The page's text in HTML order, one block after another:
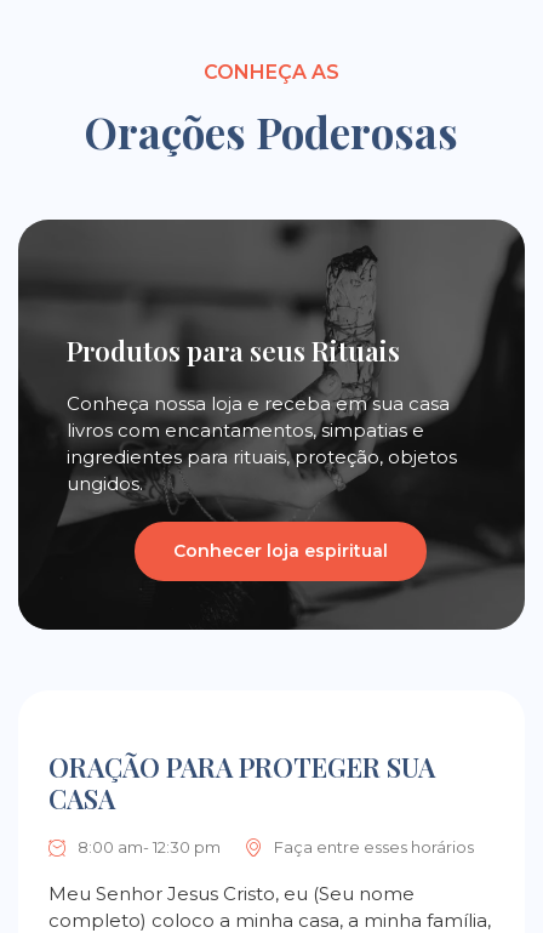
CONHEÇA AS
Orações Poderosas
Produtos para seus Rituais
Conheça nossa loja e receba em sua casa
livros com encantamentos, simpatias e
ingredientes para rituais, proteção, objetos
ungidos.
Conhecer loja espiritual
ORAÇÃO PARA PROTEGER SUA
CASA
8:00 am- 12:30 pm Faça entre esses horários
Meu Senhor Jesus Cristo, eu (Seu nome
completo) coloco a minha casa, a minha família,